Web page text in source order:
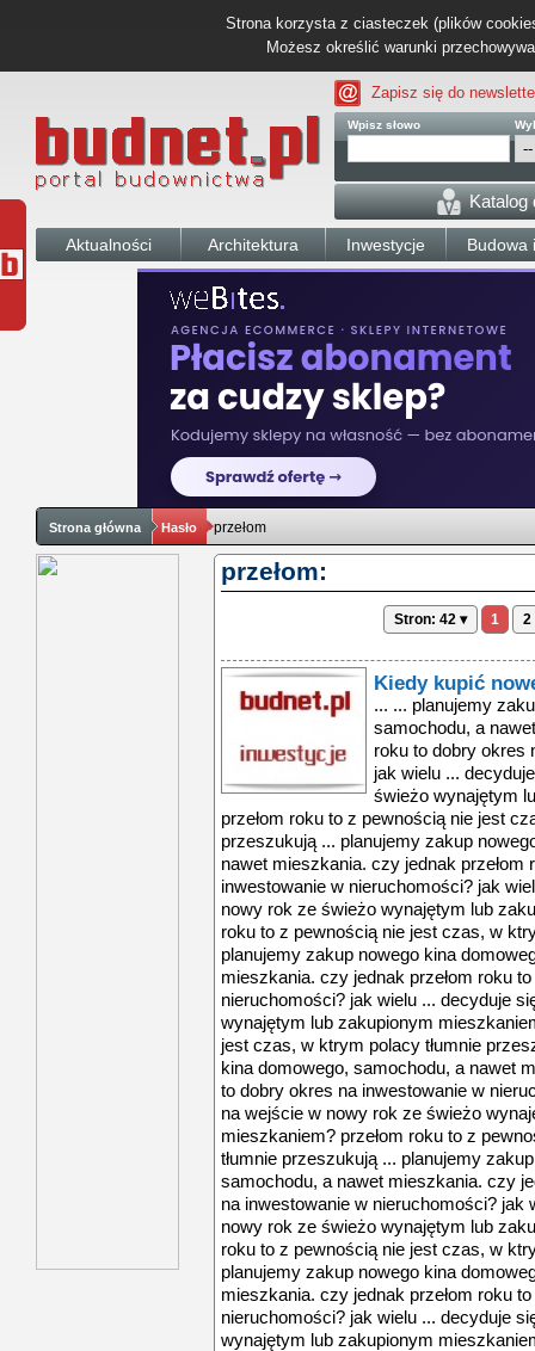
Strona korzysta z ciasteczek (plików
Możesz określić warunki
Zapisz się do
Wpisz słowo
Katalog
Aktualności Architektura Inwestycje Budowa
Strona główna Hasło przełom
przełom:
Stron: 42 ▾ 1 2
Kiedy kupić
... ... planujemy
samochodu, a
roku to dobry okres
jak wielu ...
świeżo wynajętym
przełom roku to z pewnością nie jest
przeszukują ... planujemy zakup
nawet mieszkania. czy jednak przełom
inwestowanie w nieruchomości? jak
nowy rok ze świeżo wynajętym lub
roku to z pewnością nie jest czas, w
planujemy zakup nowego kina
mieszkania. czy jednak przełom roku
nieruchomości? jak wielu ... decyduje
wynajętym lub zakupionym
jest czas, w ktrym polacy tłumnie
kina domowego, samochodu, a nawet
to dobry okres na inwestowanie w
na wejście w nowy rok ze świeżo
mieszkaniem? przełom roku to z
tłumnie przeszukują ... planujemy
samochodu, a nawet mieszkania. czy
na inwestowanie w nieruchomości? jak
nowy rok ze świeżo wynajętym lub
roku to z pewnością nie jest czas, w
planujemy zakup nowego kina
mieszkania. czy jednak przełom roku
nieruchomości? jak wielu ... decyduje
wynajętym lub zakupionym